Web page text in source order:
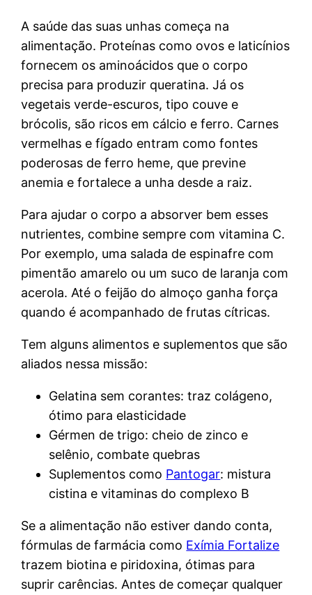
A saúde das suas unhas começa na
alimentação. Proteínas como ovos e laticínios
fornecem os aminoácidos que o corpo
precisa para produzir queratina. Já os
vegetais verde-escuros, tipo couve e
brócolis, são ricos em cálcio e ferro. Carnes
vermelhas e fígado entram como fontes
poderosas de ferro heme, que previne
anemia e fortalece a unha desde a raiz.
Para ajudar o corpo a absorver bem esses
nutrientes, combine sempre com vitamina C.
Por exemplo, uma salada de espinafre com
pimentão amarelo ou um suco de laranja com
acerola. Até o feijão do almoço ganha força
quando é acompanhado de frutas cítricas.
Tem alguns alimentos e suplementos que são
aliados nessa missão:
Gelatina sem corantes: traz colágeno,
ótimo para elasticidade
Gérmen de trigo: cheio de zinco e
selênio, combate quebras
Suplementos como Pantogar: mistura
cistina e vitaminas do complexo B
Se a alimentação não estiver dando conta,
fórmulas de farmácia como Exímia Fortalize
trazem biotina e piridoxina, ótimas para
suprir carências. Antes de começar qualquer